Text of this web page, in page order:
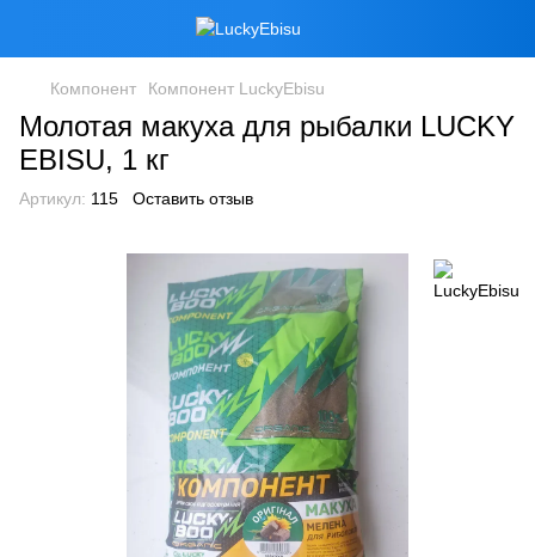
Компонент Компонент LuckyEbisu
Молотая макуха для рыбалки LUCKY
EBISU, 1 кг
Артикул: 115 Оставить отзыв